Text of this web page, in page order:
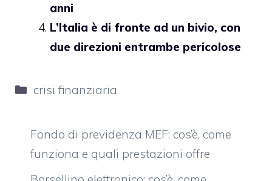
anni
L’Italia è di fronte ad un bivio, con
due direzioni entrambe pericolose
Categorie
crisi finanziaria
Fondo di previdenza MEF: cos’è, come
funziona e quali prestazioni offre